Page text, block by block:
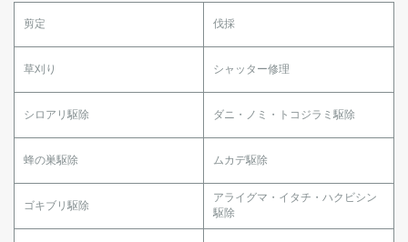
剪定 伐採
草刈り シャッター修理
シロアリ駆除 ダニ・ノミ・トコジラミ駆除
蜂の巣駆除 ムカデ駆除
ゴキブリ駆除
アライグマ・イタチ・ハクビシン
駆除